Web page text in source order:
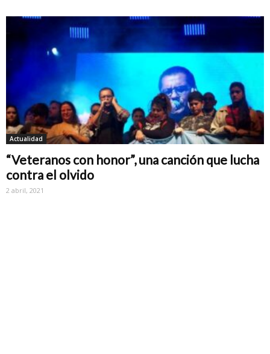
Actualidad
“Veteranos con honor”, una canción que lucha
contra el olvido
2 abril, 2021